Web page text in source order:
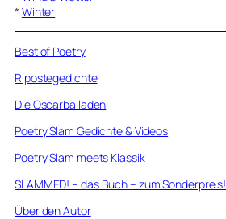
* Winter
Best of Poetry
Ripostegedichte
Die Oscarballaden
Poetry Slam Gedichte & Videos
Poetry Slam meets Klassik
SLAMMED! – das Buch – zum Sonderpreis!
Über den Autor